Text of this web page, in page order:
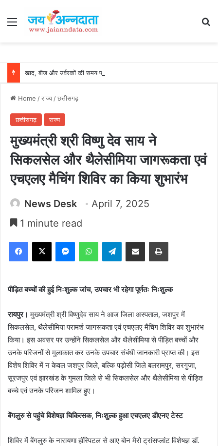
Menu
Home /राज्य/छत्तीसगढ़
छत्तीसगढ़ राज्य
मुख्यमंत्री श्री विष्णु देव साय ने
सिकलसेल और थैलेसीमिया जागरूकता एवं
एचएलए मैचिंग शिविर का किया शुभारंभ
News Desk
April 7, 2025
1 minute read
Facebook
X MessengerWhatsAppTelegramShare via Email Print
पीड़ित बच्चों की हुई निःशुल्क जांच, उपचार भी रहेगा पूर्णतः निःशुल्क
रायपुर। मुख्यमंत्री श्री विष्णुदेव साय ने आज जिला अस्पताल, जशपुर में
सिकलसेल, थैलेसीमिया परामर्श जागरूकता एवं एचएलए मैचिंग शिविर का शुभारंभ
किया। इस अवसर पर उन्होंने सिकलसेल और थैलेसीमिया से पीड़ित बच्चों और
उनके परिजनों से मुलाकात कर उनके उपचार संबंधी जानकारी प्राप्त की। इस
विशेष शिविर में न केवल जशपुर जिले, बल्कि पड़ोसी जिले बलरामपुर, सरगुजा,
सूरजपुर एवं झारखंड के गुमला जिले से भी सिकलसेल और थैलेसीमिया से पीड़ित
बच्चे एवं उनके परिजन शामिल हुए।
बेंगलुरु से पहुंचे विशेषज्ञ चिकित्सक, निःशुल्क हुआ एचएलए डीएनए टेस्ट
शिविर में बेंगलुरु के नारायणा हॉस्पिटल से आए बोन मैरो ट्रांसप्लांट विशेषज्ञ डॉ.